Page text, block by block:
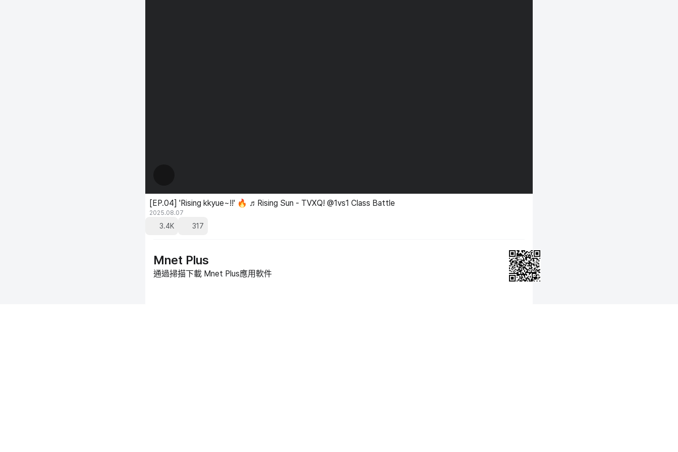
[EP.04] 'Rising kkyue~!!' 🔥 ♬Rising Sun - TVXQ! @1vs1 Class Battle
2025.08.07
3.4K 317
Mnet Plus
通過掃描下載 Mnet Plus應用軟件